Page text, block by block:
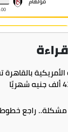
بالقاهرة